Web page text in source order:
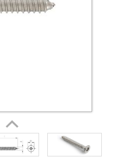
резьбой
резьбой
для яхт